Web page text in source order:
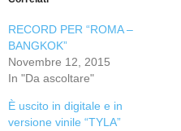
RECORD PER “ROMA –
BANGKOK”
Novembre 12, 2015
In "Da ascoltare"
È uscito in digitale e in
versione vinile “TYLA”